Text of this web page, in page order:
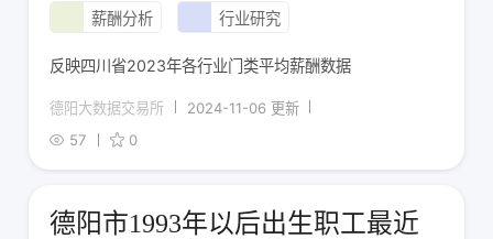
薪酬分析 行业研究
反映四川省2023年各行业门类平均薪酬数据
德阳大数据交易所
2024-11-06 更新
57
0
德阳市1993年以后出生职工最近